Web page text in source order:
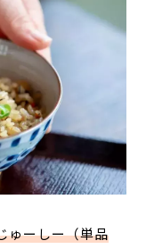
ゅーしー（単品